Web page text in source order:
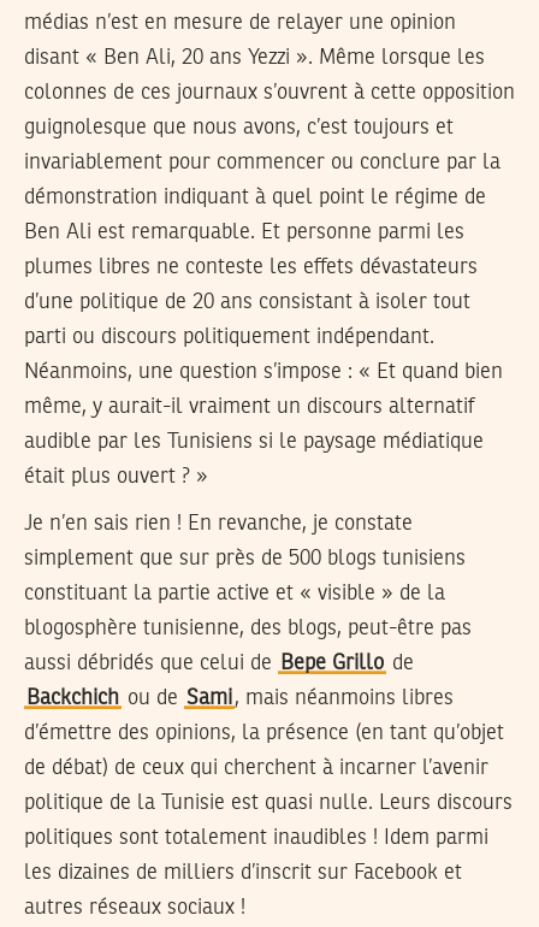
médias n’est en mesure de relayer une opinion
disant « Ben Ali, 20 ans Yezzi ». Même lorsque les
colonnes de ces journaux s’ouvrent à cette opposition
guignolesque que nous avons, c’est toujours et
invariablement pour commencer ou conclure par la
démonstration indiquant à quel point le régime de
Ben Ali est remarquable. Et personne parmi les
plumes libres ne conteste les effets dévastateurs
d’une politique de 20 ans consistant à isoler tout
parti ou discours politiquement indépendant.
Néanmoins, une question s’impose : « Et quand bien
même, y aurait-il vraiment un discours alternatif
audible par les Tunisiens si le paysage médiatique
était plus ouvert ? »
Je n’en sais rien ! En revanche, je constate
simplement que sur près de 500 blogs tunisiens
constituant la partie active et « visible » de la
blogosphère tunisienne, des blogs, peut-être pas
aussi débridés que celui de
Bepe Grillo de
Backchich ou de Sami, mais néanmoins libres
d’émettre des opinions, la présence (en tant qu’objet
de débat) de ceux qui cherchent à incarner l’avenir
politique de la Tunisie est quasi nulle. Leurs discours
politiques sont totalement inaudibles ! Idem parmi
les dizaines de milliers d’inscrit sur Facebook et
autres réseaux sociaux !